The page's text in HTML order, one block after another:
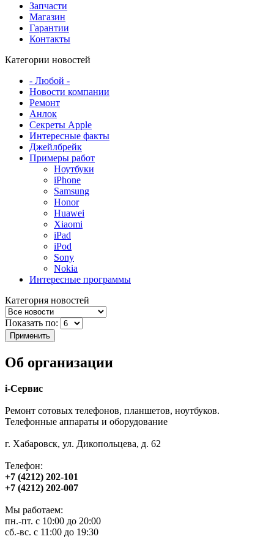
Запчасти
Магазин
Гарантии
Контакты
Категории новостей
- Любой -
Новости компании
Ремонт
Анлок
Секреты Apple
Интересные факты
Джейлбрейк
Примеры работ
Ноутбуки
iPhone
Samsung
Honor
Huawei
Xiaomi
iPad
iPod
Sony
Nokia
Интересные программы
Категория новостей
Показать по:
Об организации
i-Сервис
Ремонт сотовых телефонов, планшетов, ноутбуков.
Телефонные аппараты и оборудование
г. Хабаровск, ул. Дикопольцева, д. 62
Телефон:
+7 (4212) 202-101
+7 (4212) 202-007
Мы работаем:
пн.-пт. с 10:00 до 20:00
сб.-вс. с 11:00 до 19:30